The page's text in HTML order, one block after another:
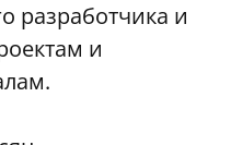
разработчика и
и